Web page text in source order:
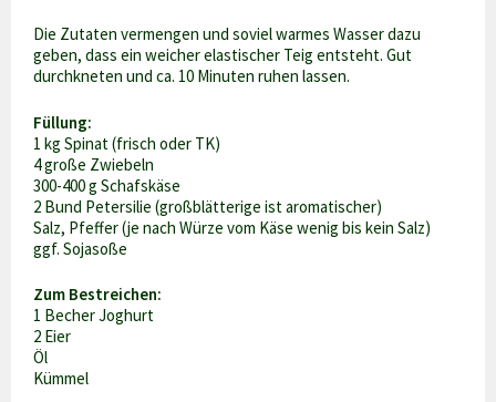
Die Zutaten vermengen und soviel warmes Wasser dazu
geben, dass ein weicher elastischer Teig entsteht. Gut
durchkneten und ca. 10 Minuten ruhen lassen.
Füllung:
1 kg Spinat (frisch oder TK)
4 große Zwiebeln
300-400 g Schafskäse
2 Bund Petersilie (großblätterige ist aromatischer)
Salz, Pfeffer (je nach Würze vom Käse wenig bis kein Salz)
ggf. Sojasoße
Zum Bestreichen:
1 Becher Joghurt
2 Eier
Öl
Kümmel